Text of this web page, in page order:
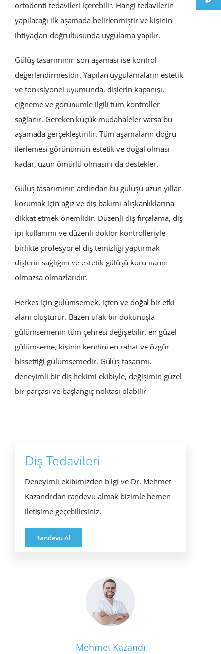
ortodonti tedavileri içerebilir. Hangi tedavilerin
yapılacağı ilk aşamada belirlenmiştir ve kişinin
ihtiyaçları doğrultusunda uygulama yapılır.
Gülüş tasarımının son aşaması ise kontrol
değerlendirmesidir. Yapılan uygulamaların estetik
ve fonksiyonel uyumunda, dişlerin kapanışı,
çiğneme ve görünümle ilgili tüm kontroller
sağlanır. Gereken küçük müdahaleler varsa bu
aşamada gerçekleştirilir. Tüm aşamaların doğru
ilerlemesi görünümün estetik ve doğal olması
kadar, uzun ömürlü olmasını da destekler.
Gülüş tasarımının ardından bu gülüşü uzun yıllar
korumak için ağız ve diş bakımı alışkanlıklarına
dikkat etmek önemlidir. Düzenli diş fırçalama, diş
ipi kullanımı ve düzenli doktor kontrolleriyle
birlikte profesyonel diş temizliği yaptırmak
dişlerin sağlığını ve estetik gülüşü korumanın
olmazsa olmazlarıdır.
Herkes için gülümsemek, içten ve doğal bir etki
alanı oluşturur. Bazen ufak bir dokunuşla
gülümsemenin tüm çehresi değişebilir. en güzel
gülümseme, kişinin kendini en rahat ve özgür
hissettiği gülümsemedir. Gülüş tasarımı,
deneyimli bir diş hekimi ekibiyle, değişimin güzel
bir parçası ve başlangıç noktası olabilir.
Diş Tedavileri
Deneyimli ekibimizden bilgi ve Dr. Mehmet
Kazandı’dan randevu almak bizimle hemen
iletişime geçebilirsiniz.
Randevu Al
Mehmet Kazandı